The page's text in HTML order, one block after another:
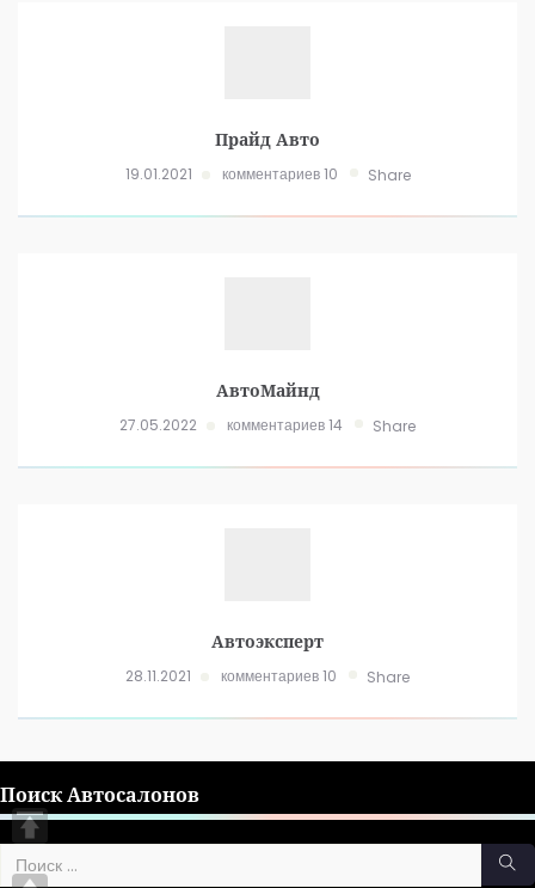
Прайд Авто
19.01.2021 комментариев 10 Share
АвтоМайнд
27.05.2022 комментариев 14 Share
Автоэксперт
28.11.2021 комментариев 10 Share
Поиск Автосалонов